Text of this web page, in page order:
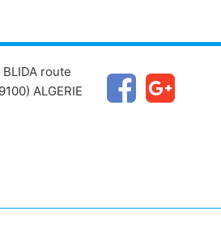
route
ALGERIE